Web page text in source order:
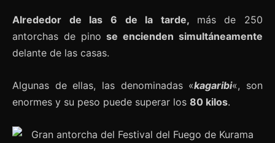
Alrededor de las 6 de la tarde, más de 250
antorchas de pinose encienden simultáneamente
delante de las casas.
Algunas de ellas, las denominadas «kagaribi«, son
enormes y su peso puede superar los 80 kilos.